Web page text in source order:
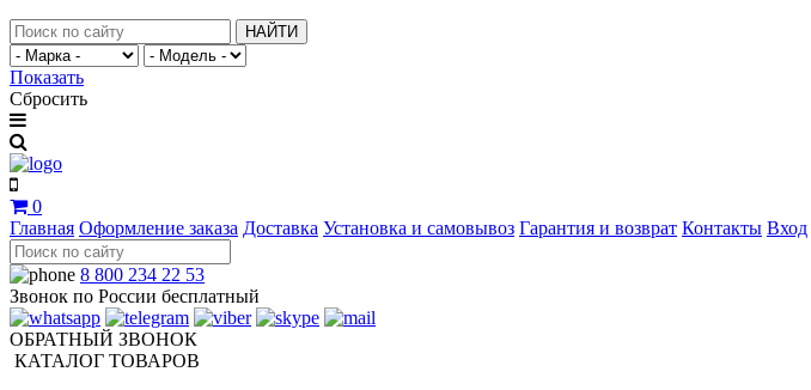
НАЙТИ
Показать
Сбросить
0
Главная Оформление заказа Доставка Установка и самовывоз Гарантия и возврат Контакты Вход
8 800 234 22 53
Звонок по России бесплатный
ОБРАТНЫЙ ЗВОНОК
КАТАЛОГ ТОВАРОВ